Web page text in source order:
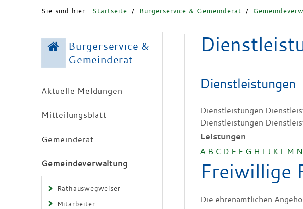
Sie sind hier: Startseite / Bürgerservice & Gemeinderat /
Bürgerservice &
Gemeinderat
Aktuelle Meldungen
Mitteilungsblatt
Gemeinderat
Gemeindeverwaltung
Rathauswegweiser
Mitarbeiter
Dienstleistungen
Dienstleistungen
Dienstleistungen
Leistungen
A B C D E F G H I J K L M N
Freiwillige
Die ehrenamtlichen